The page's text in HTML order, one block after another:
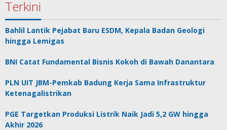
Terkini
Bahlil Lantik Pejabat Baru ESDM, Kepala Badan Geologi
hingga Lemigas
BNI Catat Fundamental Bisnis Kokoh di Bawah Danantara
PLN UIT JBM-Pemkab Badung Kerja Sama Infrastruktur
Ketenagalistrikan
PGE Targetkan Produksi Listrik Naik Jadi 5,2 GW hingga
Akhir 2026